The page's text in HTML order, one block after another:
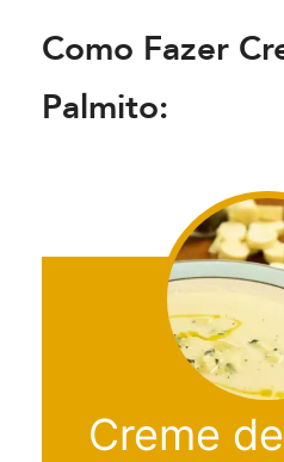
Como Fazer
Palmito:
Creme